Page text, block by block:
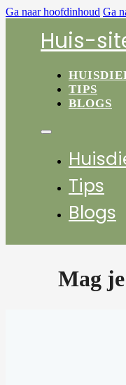
Ga naar hoofdinhoud Ga
Huis-
TIPS
BLOGS
Tips
Blogs
Mag